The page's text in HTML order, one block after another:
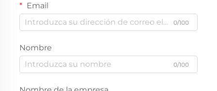
Email
0/100
Nombre
0/100